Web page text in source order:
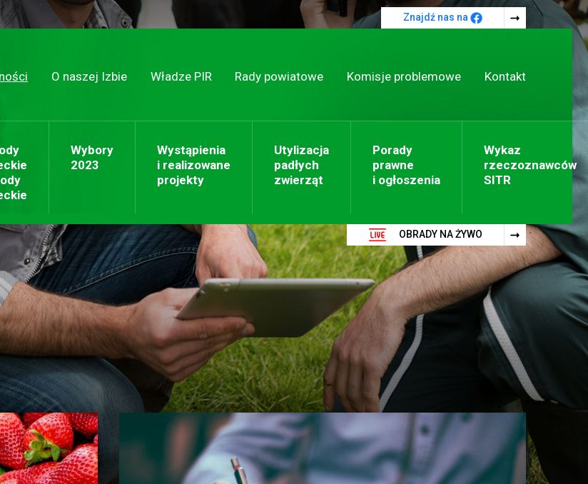
O naszej Izbie Władze PIR Rady powiatowe Komisje problemowe Kontakt
Wybory
2023
Wystąpienia
i realizowane
projekty
Utylizacja
padłych
zwierząt
Porady
prawne
i ogłoszenia
Wykaz
rzeczoznawców
SITR
Znajdź nas na
OBRADY NA ŻYWO